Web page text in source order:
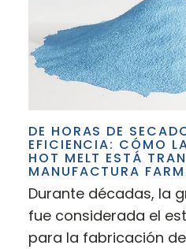
DE HORAS DE
EFICIENCIA: CÓMO
HOT MELT ESTÁ
MANUFACTURA
Durante décadas, la
fue considerada el
para la fabricación